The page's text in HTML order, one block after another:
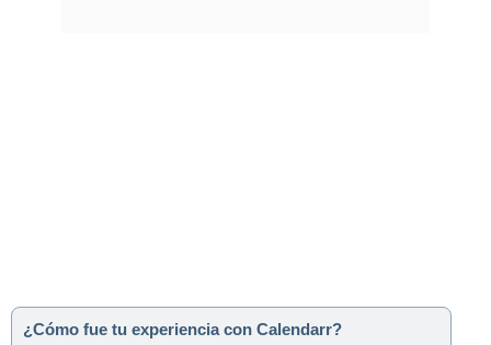
¿Cómo fue tu experiencia con Calendarr?